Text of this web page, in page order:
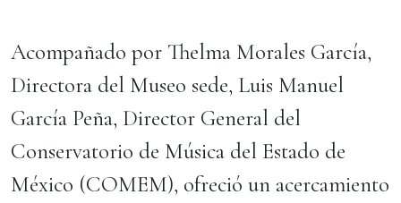
Acompañado por Thelma Morales García,
Directora del Museo sede, Luis Manuel
García Peña, Director General del
Conservatorio de Música del Estado de
México (COMEM), ofreció un acercamiento